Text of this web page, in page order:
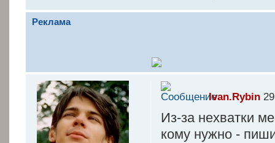
Реклама
Ivan.Rybin
Из-за нехватки
кому нужно -